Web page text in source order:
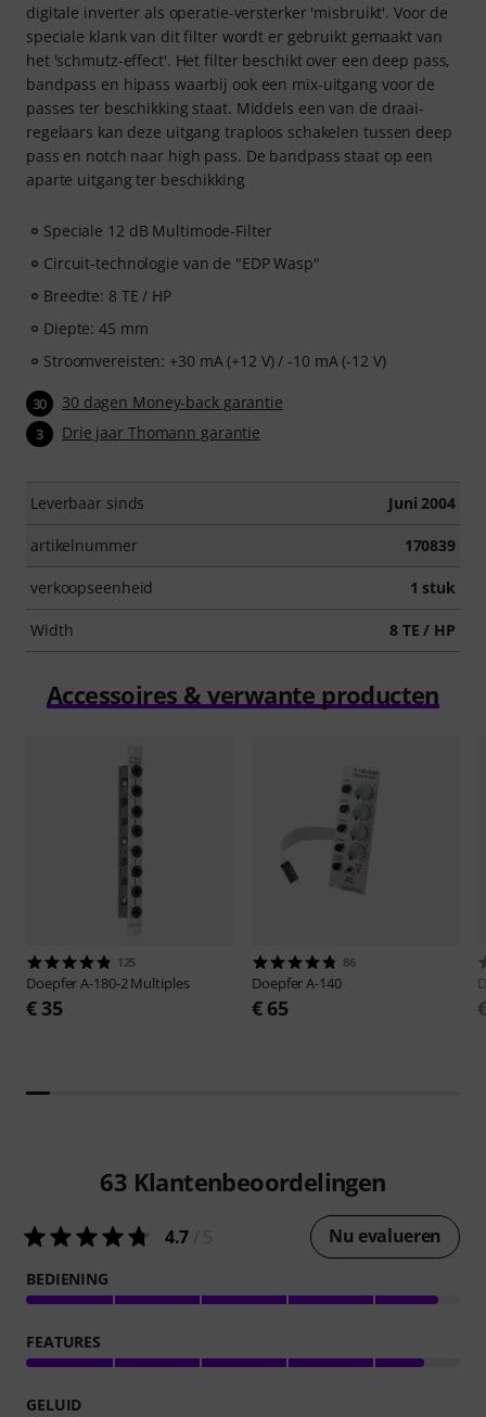
digitale inverter als operatie-versterker 'misbruikt'. Voor de
speciale klank van dit filter wordt er gebruikt gemaakt van
het 'schmutz-effect'. Het filter beschikt over een deep pass,
bandpass en hipass waarbij ook een mix-uitgang voor de
passes ter beschikking staat. Middels een van de draai-
regelaars kan deze uitgang traploos schakelen tussen deep
pass en notch naar high pass. De bandpass staat op een
aparte uitgang ter beschikking
Speciale 12 dB Multimode-Filter
Circuit-technologie van de "EDP Wasp"
Breedte: 8 TE / HP
Diepte: 45 mm
Stroomvereisten: +30 mA (+12 V) / -10 mA (-12 V)
30 30 dagen Money-back garantie
3 Drie jaar Thomann garantie
Leverbaar sinds Juni 2004
artikelnummer 170839
verkoopseenheid 1 stuk
Width 8 TE / HP
Accessoires & verwante producten
125
DoepferA-180-2 Multiples
€ 35
86
DoepferA-140
€ 65
63 Klantenbeoordelingen
4.7 Nu evalueren
BEDIENING
FEATURES
GELUID